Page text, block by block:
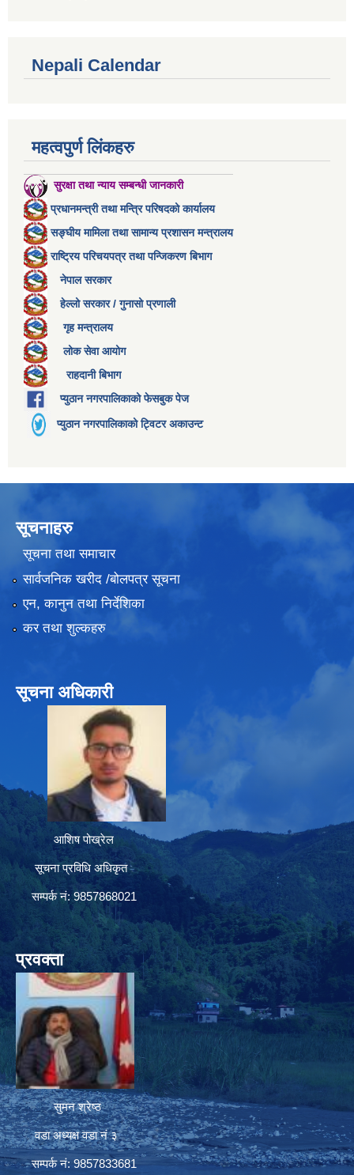
Nepali Calendar
महत्वपुर्ण लिंकहरु
सुरक्षा तथा न्याय सम्बन्धी जानकारी
प्रधानमन्त्री तथा मन्त्रि परिषदको कार्यालय
सङ्घीय मामिला तथा सामान्य प्रशासन मन्त्रालय
राष्ट्रिय परिचयपत्र तथा पन्जिकरण बिभाग
नेपाल सरकार
हेल्लो सरकार / गुनासो प्रणाली
गृह मन्त्रालय
लोक सेवा आयोग
राहदानी बिभाग
प्युठान नगरपालिकाको फेसबुक पेज
प्युठान नगरपालिकाको ट्विटर अकाउन्ट
सूचनाहरु
सूचना तथा समाचार
सार्वजनिक खरीद /बोलपत्र सूचना
एन, कानुन तथा निर्देशिका
कर तथा शुल्कहरु
सूचना अधिकारी
आशिष पोख्रेल
सूचना प्रविधि अधिकृत
सम्पर्क नं: 9857868021
प्रवक्ता
सुमन श्रेष्ठ
वडा अध्यक्ष वडा नं ३
सम्पर्क नं: 9857833681